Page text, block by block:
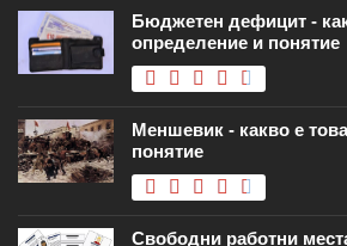
Бюджетен дефицит -
определение и понятие
Меншевик - какво е
понятие
Свободни работни